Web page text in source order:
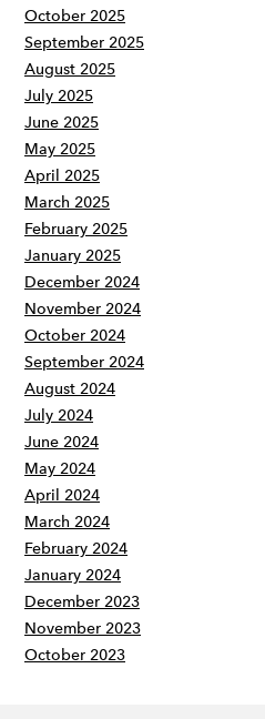
October 2025
September 2025
August 2025
July 2025
June 2025
May 2025
April 2025
March 2025
February 2025
January 2025
December 2024
November 2024
October 2024
September 2024
August 2024
July 2024
June 2024
May 2024
April 2024
March 2024
February 2024
January 2024
December 2023
November 2023
October 2023